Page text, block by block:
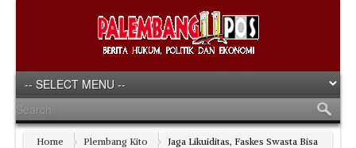
Home Plembang Kito
Jaga Likuiditas, Faskes Swasta Bisa